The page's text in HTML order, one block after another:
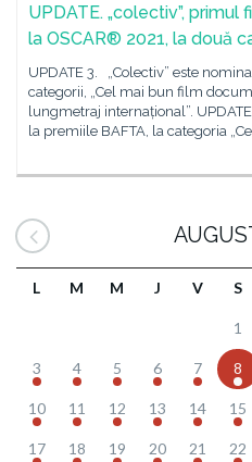
UPDATE. „colectiv”,
la OSCAR® 2021, la două
UPDATE 3. „Colectiv” este
categorii, „Cel mai bun film
lungmetraj internațional”.
la premiile BAFTA, la categoria
L M M J V S
1
3 4 5 6 7 8
10 11 12 13 14 15
17 18 19 20 21 22